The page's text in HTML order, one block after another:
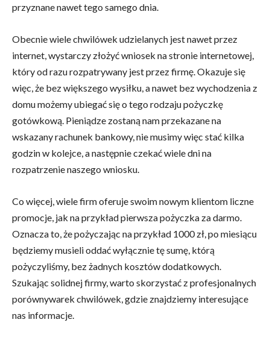
przyznane nawet tego samego dnia.
Obecnie wiele chwilówek udzielanych jest nawet przez
internet, wystarczy złożyć wniosek na stronie internetowej,
który od razu rozpatrywany jest przez firmę. Okazuje się
więc, że bez większego wysiłku, a nawet bez wychodzenia z
domu możemy ubiegać się o tego rodzaju pożyczkę
gotówkową. Pieniądze zostaną nam przekazane na
wskazany rachunek bankowy, nie musimy więc stać kilka
godzin w kolejce, a następnie czekać wiele dni na
rozpatrzenie naszego wniosku.
Co więcej, wiele firm oferuje swoim nowym klientom liczne
promocje, jak na przykład pierwsza pożyczka za darmo.
Oznacza to, że pożyczając na przykład 1000 zł, po miesiącu
będziemy musieli oddać wyłącznie tę sumę, którą
pożyczyliśmy, bez żadnych kosztów dodatkowych.
Szukając solidnej firmy, warto skorzystać z profesjonalnych
porównywarek chwilówek, gdzie znajdziemy interesujące
nas informacje.